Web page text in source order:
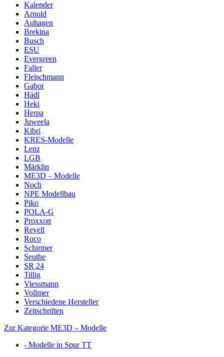
Kalender
Arnold
Auhagen
Brekina
Busch
ESU
Evergreen
Faller
Fleischmann
Gabor
Hädl
Heki
Herpa
Juweela
Kibri
KRES-Modelle
Lenz
LGB
Märklin
ME3D – Modelle
Noch
NPE Modellbau
Piko
POLA-G
Proxxon
Revell
Roco
Schirmer
Seuthe
SR 24
Tillig
Viessmann
Vollmer
Verschiedene Hersteller
Zeitschriften
Zur Kategorie ME3D – Modelle
- Modelle in Spur TT